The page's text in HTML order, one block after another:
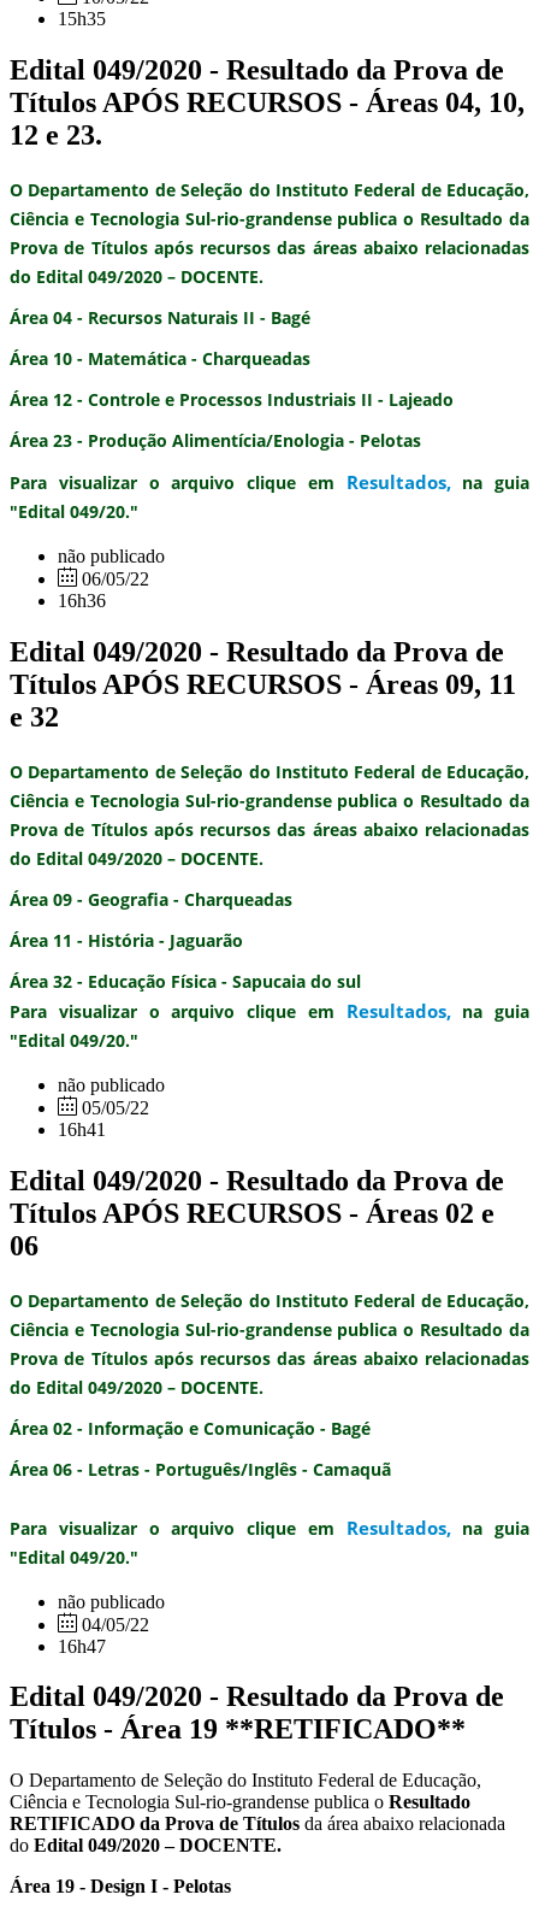
15h35
Edital 049/2020 - Resultado da Prova de
Títulos APÓS RECURSOS - Áreas 04, 10,
12 e 23.
O Departamento de Seleção do Instituto Federal de Educação,
Ciência e Tecnologia Sul-rio-grandense publica o Resultado da
Prova de Títulos após recursos das áreas abaixo relacionadas
do Edital 049/2020 – DOCENTE.
Área 04 - Recursos Naturais II - Bagé
Área 10 - Matemática - Charqueadas
Área 12 - Controle e Processos Industriais II - Lajeado
Área 23 - Produção Alimentícia/Enologia - Pelotas
Para visualizar o arquivo clique em Resultados,na guia
"Edital 049/20."
não publicado
06/05/22
16h36
Edital 049/2020 - Resultado da Prova de
Títulos APÓS RECURSOS - Áreas 09, 11
e 32
O Departamento de Seleção do Instituto Federal de Educação,
Ciência e Tecnologia Sul-rio-grandense publica o Resultado da
Prova de Títulos após recursos das áreas abaixo relacionadas
do Edital 049/2020 – DOCENTE.
Área 09 - Geografia - Charqueadas
Área 11 - História - Jaguarão
Área 32 - Educação Física - Sapucaia do sul
Para visualizar o arquivo clique em Resultados,na guia
"Edital 049/20."
não publicado
05/05/22
16h41
Edital 049/2020 - Resultado da Prova de
Títulos APÓS RECURSOS - Áreas 02 e
06
O Departamento de Seleção do Instituto Federal de Educação,
Ciência e Tecnologia Sul-rio-grandense publica o Resultado da
Prova de Títulos após recursos das áreas abaixo relacionadas
do Edital 049/2020 – DOCENTE.
Área 02 - Informação e Comunicação - Bagé
Área 06 - Letras - Português/Inglês - Camaquã
Para visualizar o arquivo clique em Resultados,na guia
"Edital 049/20."
não publicado
04/05/22
16h47
Edital 049/2020 - Resultado da Prova de
Títulos - Área 19 **RETIFICADO**
O Departamento de Seleção do Instituto Federal de Educação,
Ciência e Tecnologia Sul-rio-grandense publica o Resultado
RETIFICADO da Prova de Títulos da área abaixo relacionada
do Edital 049/2020 – DOCENTE.
Área 19 - Design I - Pelotas